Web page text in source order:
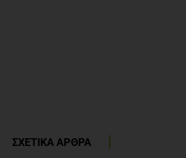
ΣΧΕΤΙΚΑ ΑΡΘΡΑ